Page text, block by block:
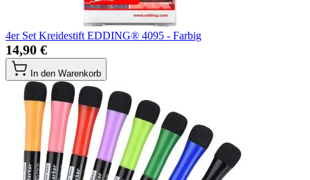
4er Set Kreidestift EDDING® 4095 - Farbig
14,90 €
In den Warenkorb